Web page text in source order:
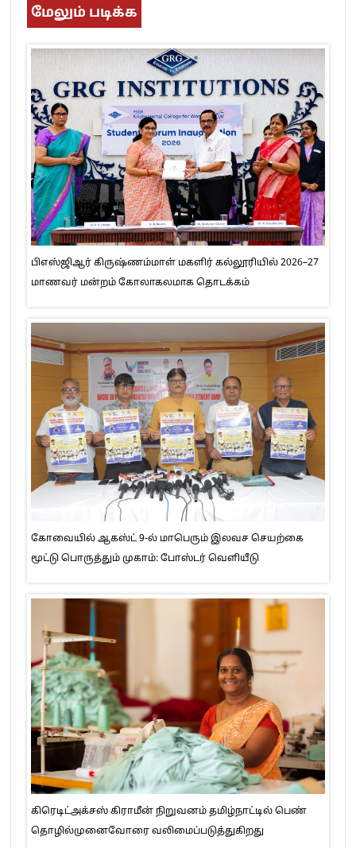
மேலும் படிக்க
பிஎஸ்ஜிஆர் கிருஷ்ணம்மாள் மகளிர் கல்லூரியில் 2026–27
மாணவர் மன்றம் கோலாகலமாக தொடக்கம்
கோவையில் ஆகஸ்ட் 9-ல் மாபெரும் இலவச செயற்கை
மூட்டு பொருத்தும் முகாம்: போஸ்டர் வெளியீடு
கிரெடிட்அக்சஸ் கிராமீன் நிறுவனம் தமிழ்நாட்டில் பெண்
தொழில்முனைவோரை வலிமைப்படுத்துகிறது